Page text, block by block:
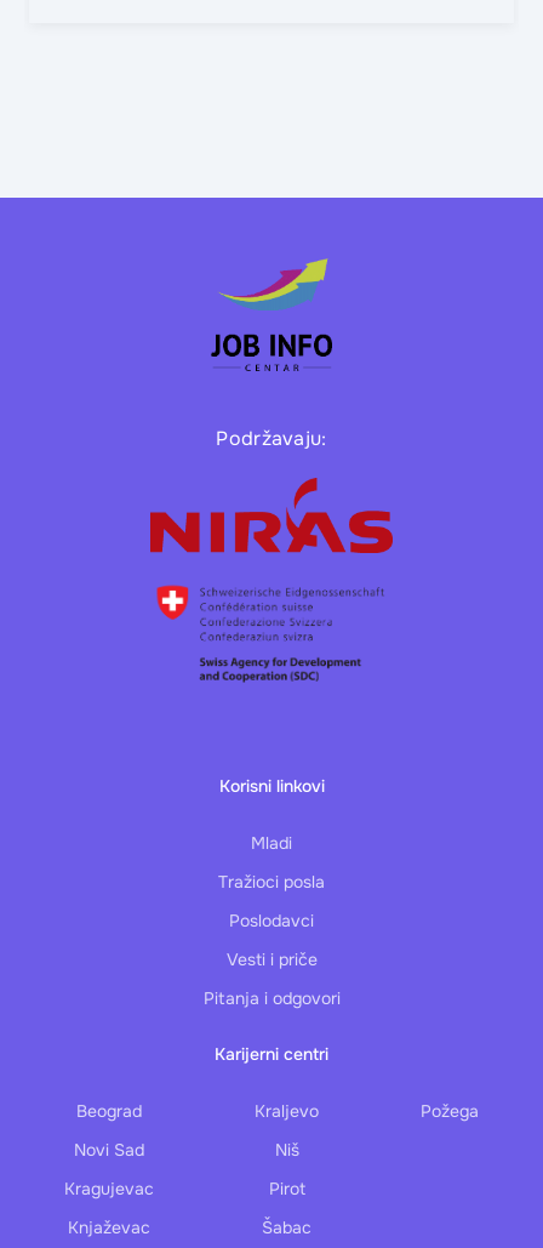
Podržavaju:
Korisni linkovi
Mladi
Tražioci posla
Poslodavci
Vesti i priče
Pitanja i odgovori
Karijerni centri
Beograd
Novi Sad
Kragujevac
Knjaževac
Kraljevo
Niš
Pirot
Šabac
Požega